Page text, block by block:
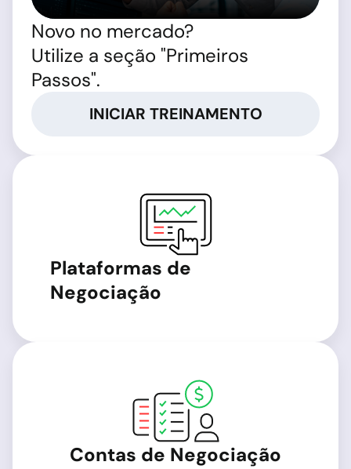
Novo no mercado?
Utilize a seção "Primeiros
Passos".
INICIAR TREINAMENTO
Plataformas de
Negociação
Contas de Negociação